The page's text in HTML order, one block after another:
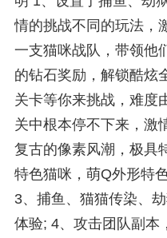
情的挑战不同的玩法，
一支猫咪战队，带领他
的钻石奖励，解锁酷炫
关卡等你来挑战，难度
关中根本停不下来，激
复古的像素风潮，极具
特色猫咪，萌Q外形特
3、捕鱼、猫猫传染、
体验; 4、攻击团队副本